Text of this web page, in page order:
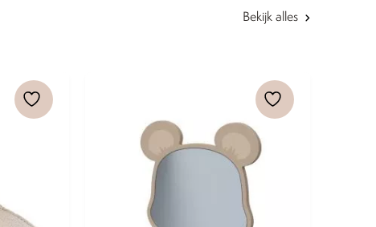
Bekijk alles